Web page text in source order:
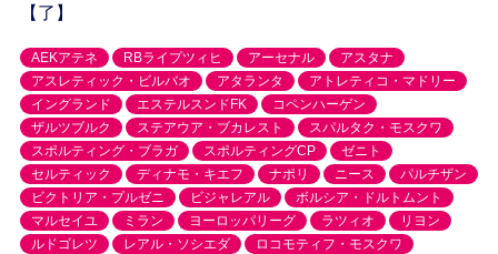
【了】
AEKアテネ RBライプツィヒ アーセナル
アスタナ
アスレティック・ビルバオ
アタランタ
アトレティコ・マドリー
イングランド
エステルスンドFK
コペンハーゲン
ザルツブルク
ステアウア・ブカレスト
スパルタク・モスクワ
スポルティング・ブラガ
スポルティングCP
ゼニト
セルティック
ディナモ・キエフ ナポリ ニース
パルチザン
ビクトリア・プルゼニ
ビジャレアル
ボルシア・ドルトムント
マルセイユ
ミラン ヨーロッパリーグ ラツィオ
リヨン
ルドゴレツ
レアル・ソシエダ ロコモティフ・モスクワ